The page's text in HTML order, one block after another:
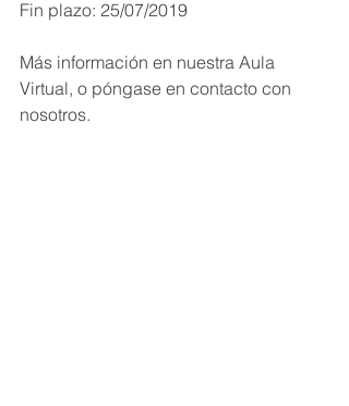
Fin plazo: 25/07/2019
Más información en nuestra Aula
Virtual, o póngase en contacto con
nosotros.